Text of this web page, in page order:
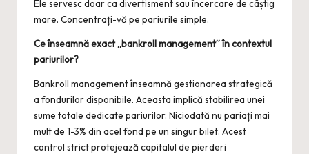
Ele servesc doar ca divertisment sau încercare de câștig
mare. Concentrați-vă pe pariurile simple.
Ce înseamnă exact „bankroll management” în contextul
pariurilor?
Bankroll management înseamnă gestionarea strategică
a fondurilor disponibile. Aceasta implică stabilirea unei
sume totale dedicate pariurilor. Niciodată nu pariați mai
mult de 1-3% din acel fond pe un singur bilet. Acest
control strict protejează capitalul de pierderi